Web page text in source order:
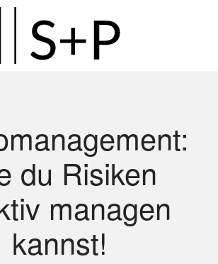
du Risiken
managen
kannst!